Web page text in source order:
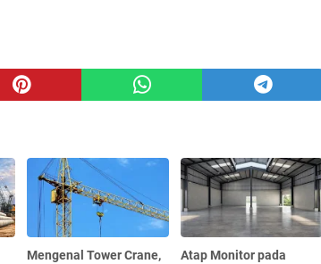
Mengenal Tower Crane,
Atap Monitor pada